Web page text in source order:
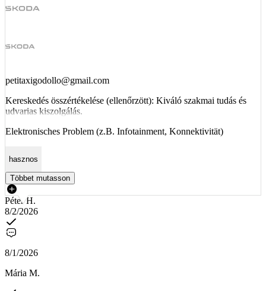
petitaxigodollo@gmail.com
Kereskedés összértékelése (ellenőrzött): Kiváló szakmai tudás és
udvarias kiszolgálás.
Elektronisches Problem (z.B. Infotainment, Konnektivität)
hasznos
Többet mutasson
Péter H.
8/2/2026
8/1/2026
Mária M.